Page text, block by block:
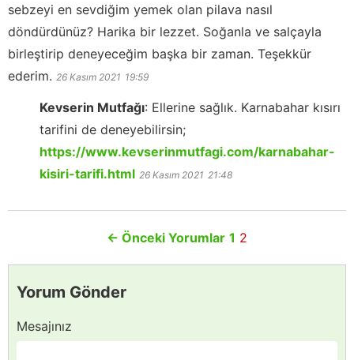
sebzeyi en sevdiğim yemek olan pilava nasıl
döndürdünüz? Harika bir lezzet. Soğanla ve salçayla
birleştirip deneyeceğim başka bir zaman. Teşekkür
ederim. 26 Kasım 2021 19:59
Kevserin Mutfağı: Ellerine sağlık. Karnabahar kısırı
tarifini de deneyebilirsin;
https://www.kevserinmutfagi.com/karnabahar-
kisiri-tarifi.html 26 Kasım 2021 21:48
← Önceki Yorumlar 1 2
Yorum Gönder
Mesajınız